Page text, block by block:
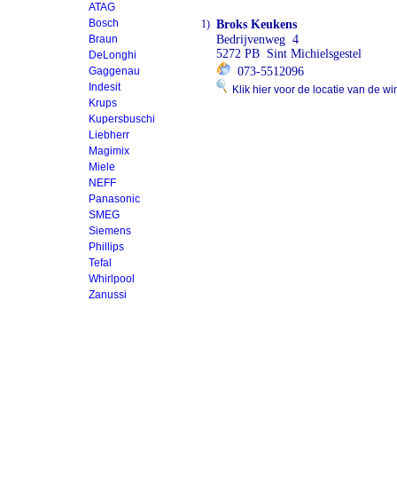
ATAG
Bosch
Braun
DeLonghi
Gaggenau
Indesit
Krups
Kupersbuschi
Liebherr
Magimix
Miele
NEFF
Panasonic
SMEG
Siemens
Phillips
Tefal
Whirlpool
Zanussi
1) Broks Keukens
Bedrijvenweg 4
5272 PB Sint Michielsgestel
073-5512096
Klik hier voor de locatie van de